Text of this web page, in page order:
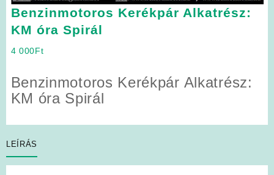
Benzinmotoros Kerékpár Alkatrész:
KM óra Spirál
4 000Ft
Benzinmotoros Kerékpár Alkatrész:
KM óra Spirál
LEÍRÁS